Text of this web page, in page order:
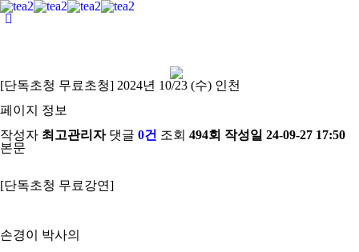
[단독초청 무료초청] 2024년 10/23 (수) 인천
페이지 정보
작성자 최고관리자 댓글 0건 조회 494회 작성일 24-09-27 17:50
본문
[단독초청 무료강연]
손경이 박사의